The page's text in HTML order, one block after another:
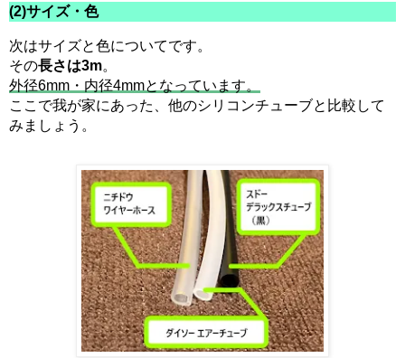
(2)サイズ・色
次はサイズと色についてです。
その長さは3m。
外径6mm・内径4mmとなっています。
ここで我が家にあった、他のシリコンチューブと比較して
みましょう。